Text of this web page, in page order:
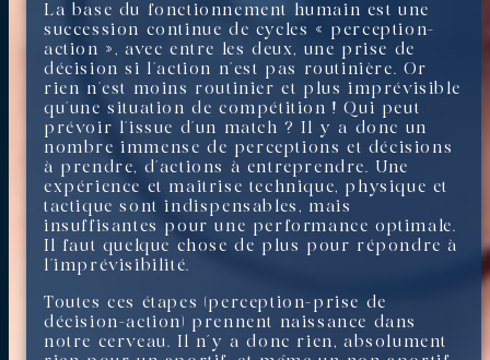
La base du fonctionnement humain est une
succession continue de cycles « perception-
action », avec entre les deux, une prise de
décision si l’action n’est pas routinière. Or
rien n’est moins routinier et plus imprévisible
qu’une situation de compétition ! Qui peut
prévoir l’issue d’un match ? Il y a donc un
nombre immense de perceptions et décisions
à prendre, d’actions à entreprendre. Une
expérience et maitrise technique, physique et
tactique sont indispensables, mais
insuffisantes pour une performance optimale.
Il faut quelque chose de plus pour répondre à
l’imprévisibilité.
Toutes ces étapes (perception-prise de
décision-action) prennent naissance dans
notre cerveau. Il n’y a donc rien, absolument